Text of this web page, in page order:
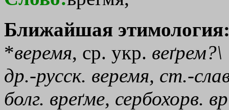
Ближайшая
*веремя, ср. укр. веґрем?\
др.-русск. веремя, ст.-
болг. вреґме, сербохорв.